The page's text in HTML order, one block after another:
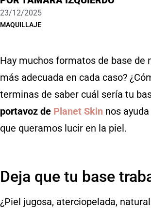
23/12/2025
MAQUILLAJE
Hay muchos formatos de base de
más adecuada en cada caso?
terminas de saber cuál sería tu
portavoz de Planet Skin nos
que queramos lucir en la piel.
Deja que tu base
¿Piel jugosa, aterciopelada,